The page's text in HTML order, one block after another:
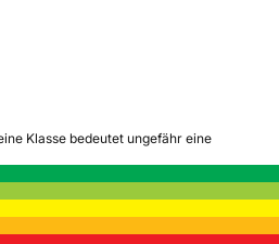
Klasse bedeutet ungefähr eine